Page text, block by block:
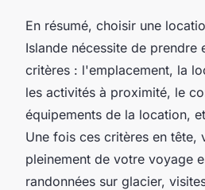
En résumé, choisir une
Islande nécessite de prendre
critères : l'emplacement, la
les activités à proximité, le
équipements de la location,
Une fois ces critères en
pleinement de votre voyage
randonnées sur glacier,